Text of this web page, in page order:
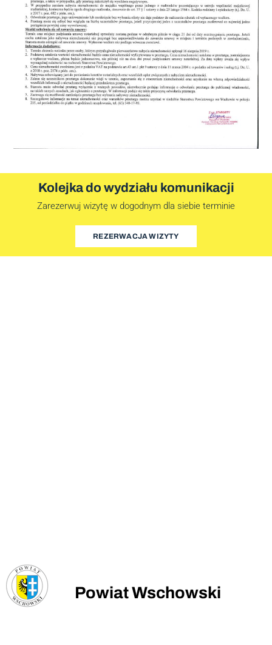
Kolejka do wydziału komunikacji
Zarezerwuj wizytę w dogodnym dla siebie terminie
REZERWACJA WIZYTY
Powiat Wschowski